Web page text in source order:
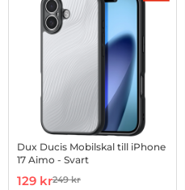
Dux Ducis Mobilskal till iPhone
17 Aimo - Svart
Art. nr 1002991104
rea pris
129 krtidigare pris
249 kr